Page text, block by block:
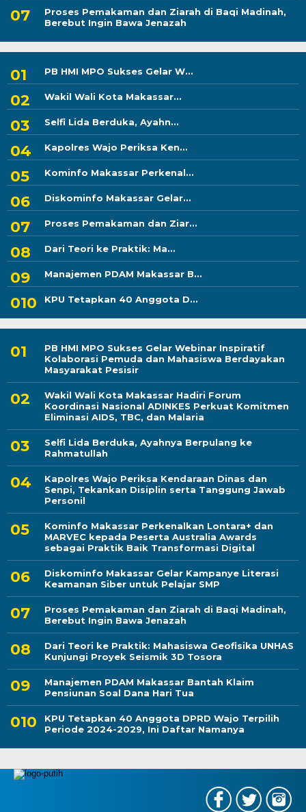
Proses Pemakaman dan Ziarah di Baqi Madinah,
Berebut Ingin Bawa Jenazah
PB HMI MPO Sukses Gelar W...
Wakil Wali Kota Makassar...
Selfi Lida Berduka, Ayahn...
Kapolres Wajo Periksa Ken...
Kominfo Makassar Perkenal...
Diskominfo Makassar Gelar...
Proses Pemakaman dan Ziar...
Dari Teori ke Praktik: Ma...
Manajemen PDAM Makassar B...
KPU Tetapkan 40 Anggota D...
PB HMI MPO Sukses Gelar Webinar Inspiratif
Kolaborasi Pemuda dan Mahasiswa Berdayakan
Masyarakat Pesisir
Wakil Wali Kota Makassar Hadiri Forum
Koordinasi Nasional ADINKES Perkuat Komitmen
Eliminasi AIDS, TBC, dan Malaria
Selfi Lida Berduka, Ayahnya Berpulang ke
Rahmatullah
Kapolres Wajo Periksa Kendaraan Dinas dan
Senpi, Tekankan Disiplin serta Tanggung Jawab
Personil
Kominfo Makassar Perkenalkan Lontara+ dan
MARVEC kepada Peserta Australia Awards
sebagai Praktik Baik Transformasi Digital
Diskominfo Makassar Gelar Kampanye Literasi
Keamanan Siber untuk Pelajar SMP
Proses Pemakaman dan Ziarah di Baqi Madinah,
Berebut Ingin Bawa Jenazah
Dari Teori ke Praktik: Mahasiswa Geofisika UNHAS
Kunjungi Proyek Seismik 3D Tosora
Manajemen PDAM Makassar Bantah Klaim
Pensiunan Soal Dana Hari Tua
KPU Tetapkan 40 Anggota DPRD Wajo Terpilih
Periode 2024-2029, Ini Daftar Namanya